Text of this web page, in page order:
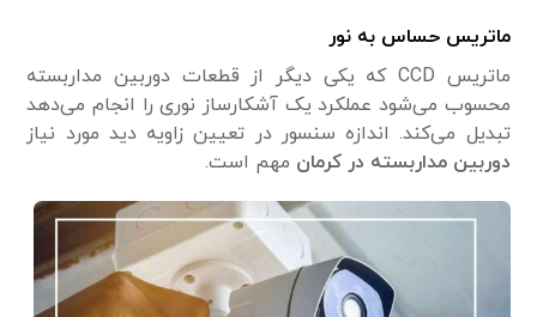
ماتریس حساس به نور
ماتریس CCD که یکی دیگر از قطعات دوربین مداربسته
محسوب می‌شود عملکرد یک آشکارساز نوری را انجام می‌دهد
تبدیل می‌کند. اندازه سنسور در تعیین زاویه دید مورد نیاز
دوربین مداربسته در کرمان مهم است.